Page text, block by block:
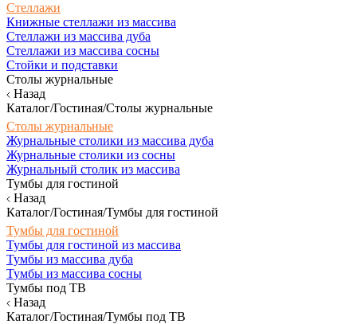
Стеллажи
Книжные стеллажи из массива
Стеллажи из массива дуба
Стеллажи из массива сосны
Стойки и подставки
Столы журнальные
Назад
Каталог/Гостиная/Столы журнальные
Столы журнальные
Журнальные столики из массива дуба
Журнальные столики из сосны
Журнальный столик из массива
Тумбы для гостиной
Назад
Каталог/Гостиная/Тумбы для гостиной
Тумбы для гостиной
Тумбы для гостиной из массива
Тумбы из массива дуба
Тумбы из массива сосны
Тумбы под ТВ
Назад
Каталог/Гостиная/Тумбы под ТВ